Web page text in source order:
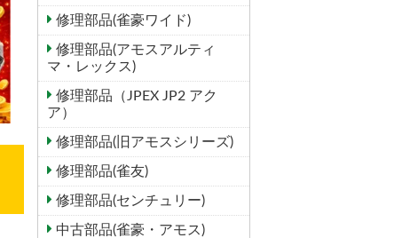
修理部品(雀豪ワイド)
修理部品(アモスアルティ
マ・レックス)
修理部品（JPEX JP2 アク
ア）
修理部品(旧アモスシリーズ)
修理部品(雀友)
修理部品(センチュリー)
中古部品(雀豪・アモス)